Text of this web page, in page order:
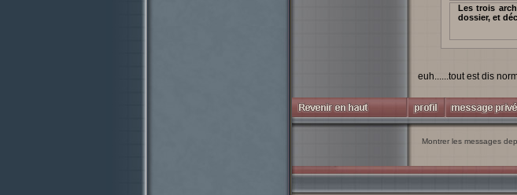
Les trois
dossier, et
euh......tout est dis
Montrer les messages